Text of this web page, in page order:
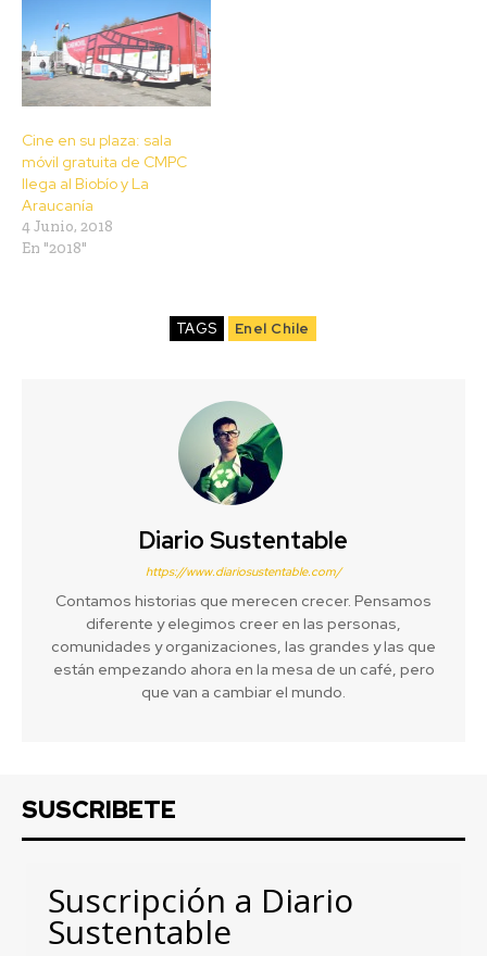
Cine en su plaza: sala
móvil gratuita de CMPC
llega al Biobío y La
Araucanía
4 Junio, 2018
En "2018"
TAGS Enel Chile
Diario Sustentable
https://www.diariosustentable.com/
Contamos historias que merecen crecer. Pensamos
diferente y elegimos creer en las personas,
comunidades y organizaciones, las grandes y las que
están empezando ahora en la mesa de un café, pero
que van a cambiar el mundo.
SUSCRIBETE
Suscripción a Diario
Sustentable